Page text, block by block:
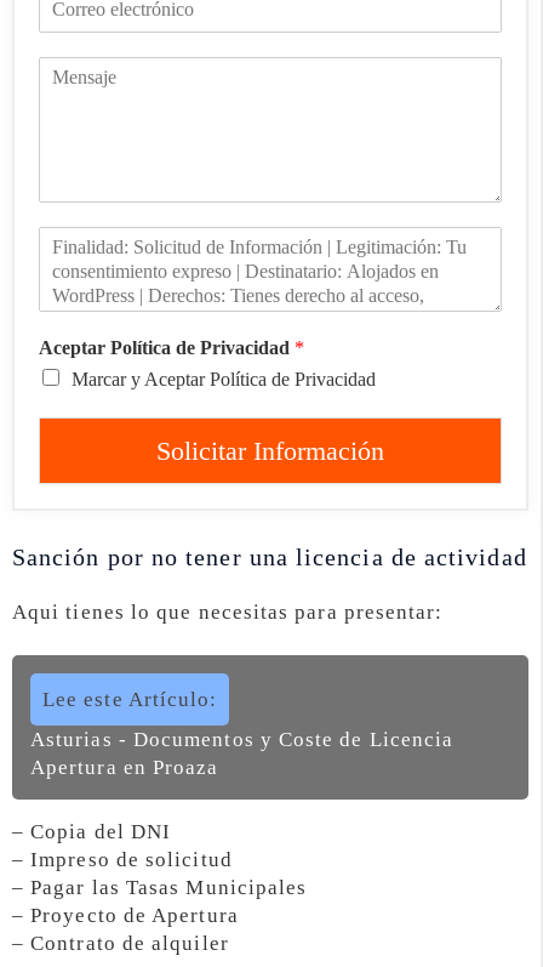
Aceptar Política de Privacidad *
Marcar y Aceptar Política de Privacidad
Solicitar Información
Sanción por no tener una licencia de actividad
Aqui tienes lo que necesitas para presentar:
Lee este Artículo:
Asturias - Documentos y Coste de Licencia
Apertura en Proaza
– Copia del DNI
– Impreso de solicitud
– Pagar las Tasas Municipales
– Proyecto de Apertura
– Contrato de alquiler